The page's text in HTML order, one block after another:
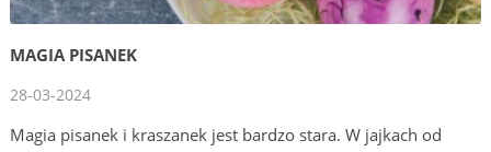
MAGIA PISANEK
28-03-2024
Magia pisanek i kraszanek jest bardzo stara. W jajkach od